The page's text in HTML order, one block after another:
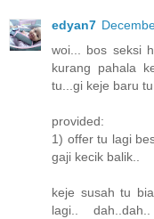
edyan7
woi... bos seksi
kurang pahala
tu...gi keje baru
provided:
1) offer tu lagi
gaji kecik balik..
keje susah tu
lagi..